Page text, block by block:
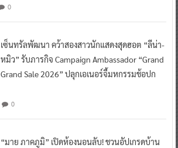
0
เซ็นทรัลพัฒนา คว้าสองสาวนักแสดงสุดฮอต “ลีน่า-
หมิว” รับภารกิจ Campaign Ambassador “Grand
Grand Sale 2026” ปลุกเอเนอร์จี้มหกรรมช้อปก
0
“มาย ภาคภูมิ” เปิดห้องนอนลับ! ชวนอัปเกรดบ้าน